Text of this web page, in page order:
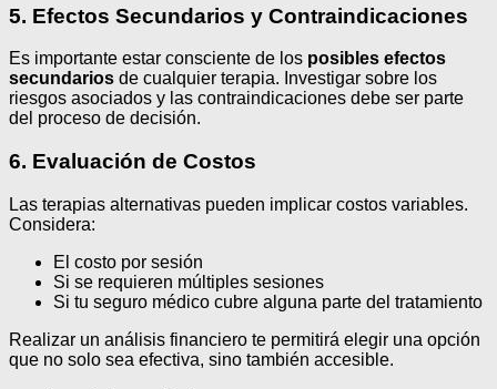
5. Efectos Secundarios y Contraindicaciones
Es importante estar consciente de los posibles efectos
secundarios de cualquier terapia. Investigar sobre los
riesgos asociados y las contraindicaciones debe ser parte
del proceso de decisión.
6. Evaluación de Costos
Las terapias alternativas pueden implicar costos variables.
Considera:
El costo por sesión
Si se requieren múltiples sesiones
Si tu seguro médico cubre alguna parte del tratamiento
Realizar un análisis financiero te permitirá elegir una opción
que no solo sea efectiva, sino también accesible.